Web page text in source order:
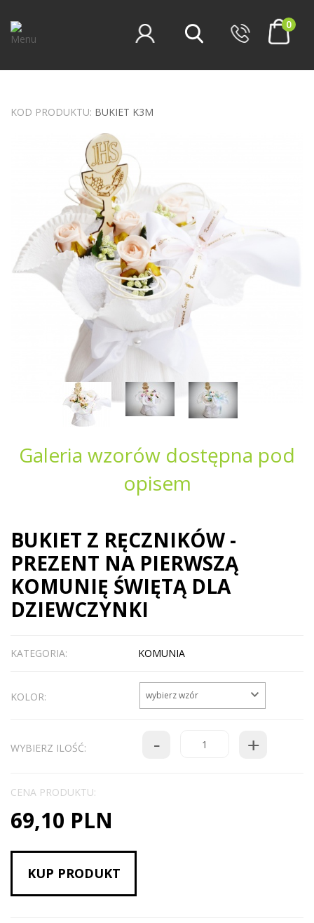
0
KOD PRODUKTU: BUKIET K3M
Galeria wzorów dostępna pod
opisem
BUKIET Z RĘCZNIKÓW -
PREZENT NA PIERWSZĄ
KOMUNIĘ ŚWIĘTĄ DLA
DZIEWCZYNKI
KATEGORIA: KOMUNIA
KOLOR: wybierz wzór
WYBIERZ ILOŚĆ: - +
CENA PRODUKTU:
69,10 PLN
KUP PRODUKT